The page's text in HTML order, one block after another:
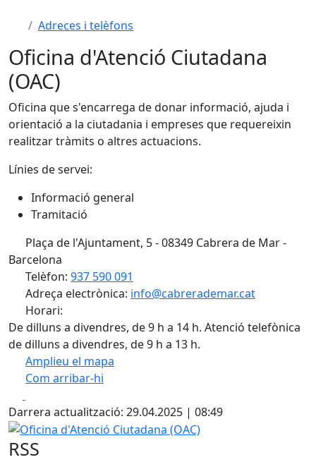
Adreces i telèfons
Oficina d'Atenció Ciutadana
(OAC)
Oficina que s'encarrega de donar informació, ajuda i
orientació a la ciutadania i empreses que requereixin
realitzar tràmits o altres actuacions.
Línies de servei:
Informació general
Tramitació
Plaça de l'Ajuntament, 5 - 08349 Cabrera de Mar -
Barcelona
Telèfon: 937 590 091
Adreça electrònica: info@cabrerademar.cat
Horari:
De dilluns a divendres, de 9 h a 14 h. Atenció telefònica
de dilluns a divendres, de 9 h a 13 h.
Amplieu el mapa
Com arribar-hi
+
−
Darrera actualització: 29.04.2025 | 08:49
Oficina d'Atenció Ciutadana (OAC)
RSS